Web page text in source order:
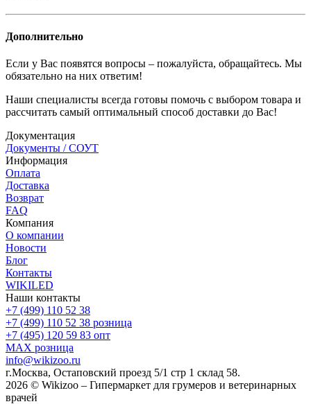
Дополнительно
Если у Вас появятся вопросы – пожалуйста, обращайтесь. Мы
обязательно на них ответим!
Наши специалисты всегда готовы помочь с выбором товара и
рассчитать самый оптимальный способ доставки до Вас!
Документация
Документы / СОУТ
Информация
Оплата
Доставка
Возврат
FAQ
Компания
О компании
Новости
Блог
Контакты
WIKILED
Наши контакты
+7 (499) 110 52 38
+7 (499) 110 52 38 розница
+7 (495) 120 59 83 опт
MAX розница
info@wikizoo.ru
г.Москва, Остаповский проезд 5/1 стр 1 склад 58.
2026 © Wikizoo – Гипермаркет для грумеров и ветеринарных
врачей